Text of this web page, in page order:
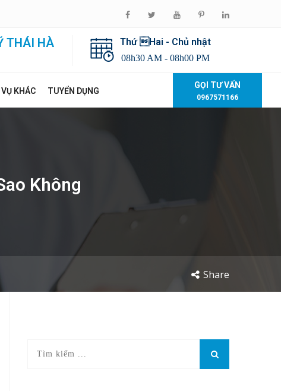
THÁI HÀ Thứ Hai - Chủ nhật
08h30 AM - 08h00 PM
VỤ KHÁC TUYỂN DỤNG
GỌI TƯ VẤN
0967571166
Không
Share